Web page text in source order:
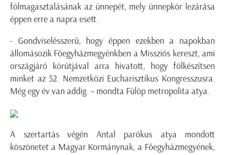
fölmagasztalásának az ünnepét, mely ünnepkör lezárása
éppen erre a napra esett.
- Gondviselésszerű, hogy éppen ezekben a napokban
állomásozik Főegyházmegyénkben a Missziós kereszt, ami
országjáró körútjával arra hivatott, hogy fölkészítsen
minket az 52. Nemzetközi Eucharisztikus Kongresszusra.
Még egy év van addig. – mondta Fülöp metropolita atya.
A szertartás végén Antal parókus atya mondott
köszönetet a Magyar Kormánynak, a Főegyházmegyének,